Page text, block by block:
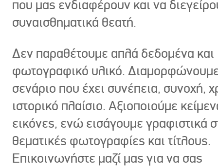
που μας ενδιαφέρουν και να
συναισθηματικά θεατή.
Δεν παραθέτουμε απλά δεδομένα και
φωτογραφικό υλικό.
σενάριο που έχει συνέπεια, συνοχή,
ιστορικό πλαίσιο. Αξιοποιούμε
εικόνες, ενώ εισάγουμε γραφιστικά
θεματικές φωτογραφίες και τίτλους.
Επικοινωνήστε μαζί μας για να σας